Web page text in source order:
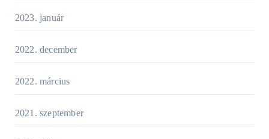
2023. január
2022. december
2022. március
2021. szeptember